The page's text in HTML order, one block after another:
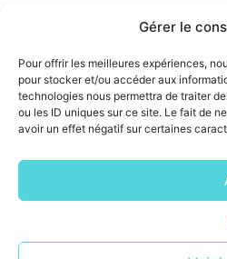
Gérer le
Pour offrir les meilleures expériences,
pour stocker et/ou accéder aux
technologies nous permettra de traiter
ou les ID uniques sur ce site. Le fait de
avoir un effet négatif sur certaines